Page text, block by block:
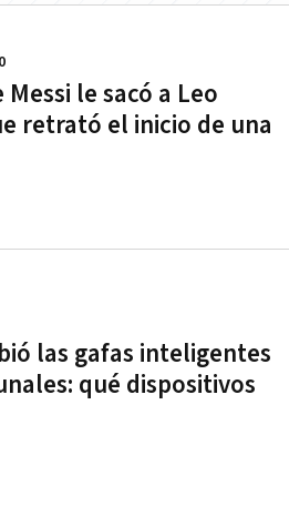
le sacó a Leo
retrató el inicio de una
las gafas inteligentes
qué dispositivos